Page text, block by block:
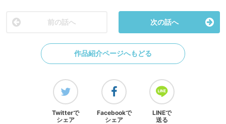
前の話へ 次の話へ
作品紹介ページへもどる
Twitterで
シェア
Facebookで
シェア
LINEで
送る